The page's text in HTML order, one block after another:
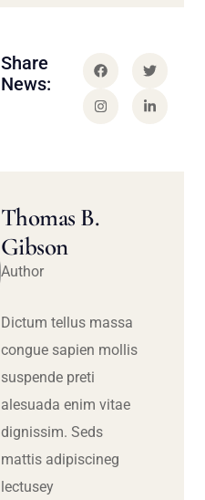
Share
News:
Thomas B.
Gibson
Author
Dictum tellus massa
congue sapien mollis
suspende preti
alesuada enim vitae
dignissim. Seds
mattis adipiscineg
lectusey